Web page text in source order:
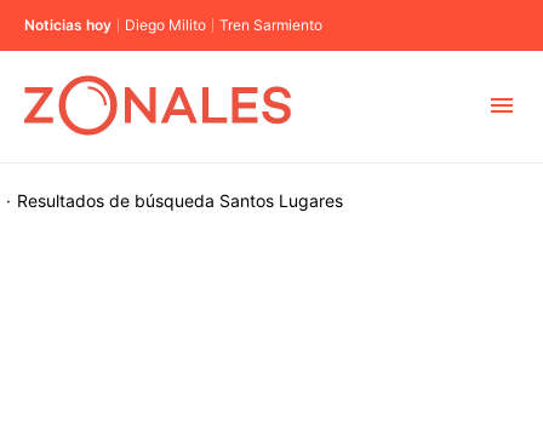
Noticias hoy Diego Milito Tren Sarmiento
Resultados de búsqueda
· Santos Lugares